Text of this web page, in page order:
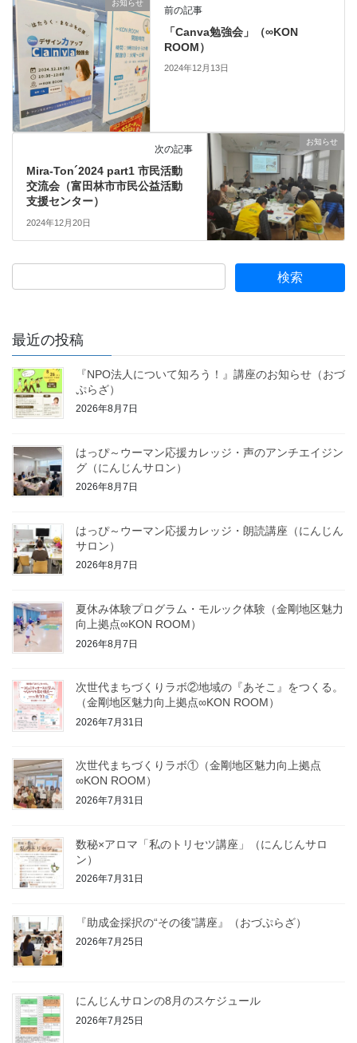
お知らせ
前の記事
「Canva勉強会」（∞KON
ROOM）
2024年12月13日
お知らせ
次の記事
Mira-Ton´2024 part1 市民活動
交流会（富田林市市民公益活動
支援センター）
2024年12月20日
最近の投稿
『NPO法人について知ろう！』講座のお知らせ（おづ
ぷらざ）
2026年8月7日
はっぴ～ウーマン応援カレッジ・声のアンチエイジン
グ（にんじんサロン）
2026年8月7日
はっぴ～ウーマン応援カレッジ・朗読講座（にんじん
サロン）
2026年8月7日
夏休み体験プログラム・モルック体験（金剛地区魅力
向上拠点∞KON ROOM）
2026年8月7日
次世代まちづくりラボ②地域の『あそこ』をつくる。
（金剛地区魅力向上拠点∞KON ROOM）
2026年7月31日
次世代まちづくりラボ①（金剛地区魅力向上拠点
∞KON ROOM）
2026年7月31日
数秘×アロマ「私のトリセツ講座」（にんじんサロ
ン）
2026年7月31日
『助成金採択の“その後”講座』（おづぷらざ）
2026年7月25日
にんじんサロンの8月のスケジュール
2026年7月25日